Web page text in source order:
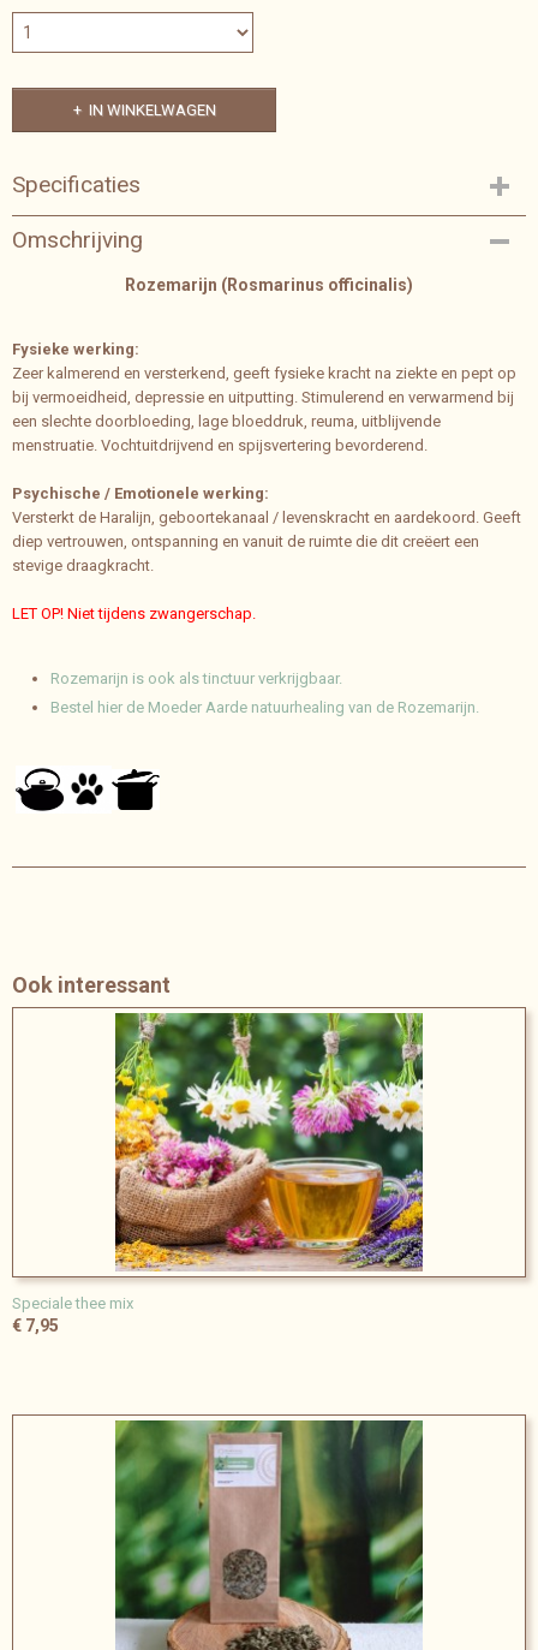
IN WINKELWAGEN
Specificaties
Bruto gewicht
0,04 Kg
Omschrijving
Rozemarijn (Rosmarinus officinalis)
Fysieke werking:
Zeer kalmerend en versterkend, geeft fysieke kracht na ziekte en pept op
bij vermoeidheid, depressie en uitputting. Stimulerend en verwarmend bij
een slechte doorbloeding, lage bloeddruk, reuma, uitblijvende
menstruatie. Vochtuitdrijvend en spijsvertering bevorderend.
Psychische / Emotionele werking:
Versterkt de Haralijn, geboortekanaal / levenskracht en aardekoord. Geeft
diep vertrouwen, ontspanning en vanuit de ruimte die dit creëert een
stevige draagkracht.
LET OP! Niet tijdens zwangerschap.
Rozemarijn is ook als tinctuur verkrijgbaar.
Bestel hier de Moeder Aarde natuurhealing van de Rozemarijn.
Ook interessant
Speciale thee mix
€ 7,95